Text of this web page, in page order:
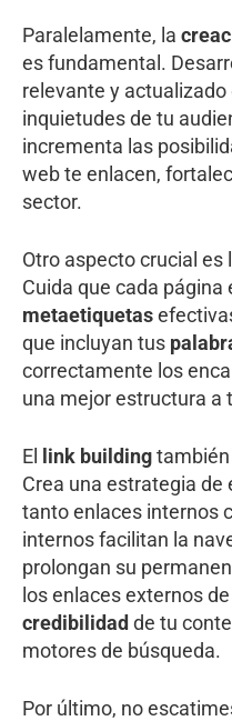
Paralelamente, la
es fundamental.
relevante y
inquietudes de tu
incrementa las
web te enlacen,
sector.
Otro aspecto crucial es
Cuida que cada
metaetiquetas
que incluyan tus
correctamente los
una mejor estructura a
El link building
Crea una estrategia
tanto enlaces internos
internos facilitan la
prolongan su
los enlaces externos
credibilidadde tu
motores de búsqueda.
Por último, no